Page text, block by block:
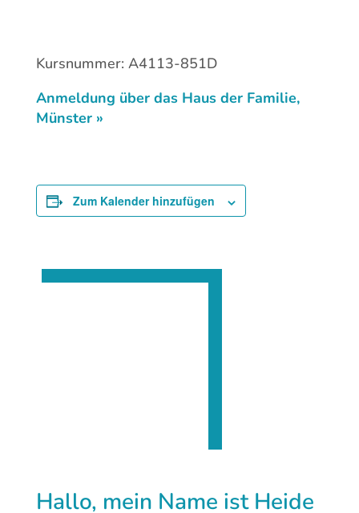
Kursnummer: A4113-851D
Anmeldung über das Haus der Familie,
Münster »
Zum Kalender hinzufügen
Hallo, mein Name ist Heide